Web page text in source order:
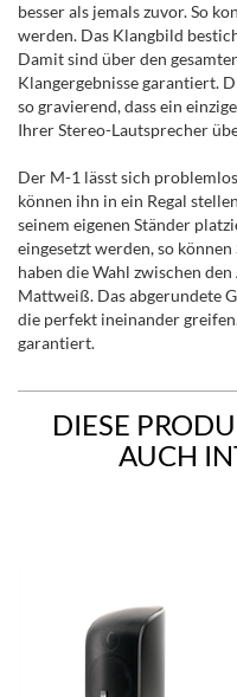
besser als jemals zuvor. So
werden. Das Klangbild
Damit sind über den
Klangergebnisse garantiert.
so gravierend, dass ein
Ihrer Stereo-Lautsprecher
Der M-1 lässt sich
können ihn in ein Regal
seinem eigenen Ständer
eingesetzt werden, so
haben die Wahl zwischen
Mattweiß. Das abgerundete
die perfekt ineinander
garantiert.
DIESE
AUCH